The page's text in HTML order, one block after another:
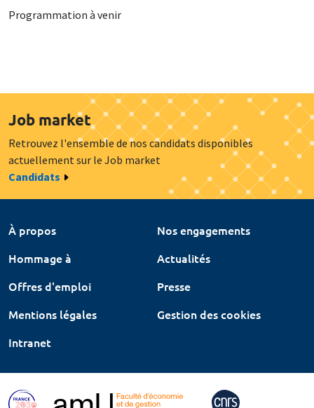
Programmation à venir
Job market
Retrouvez l'ensemble de nos candidats disponibles
actuellement sur le Job market
Candidats
À propos
Nos engagements
Hommage à
Actualités
Offres d'emploi
Presse
Mentions légales
Gestion des cookies
Intranet